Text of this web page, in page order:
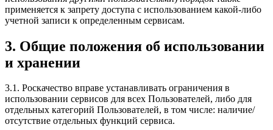
применяется к запрету доступа с использованием какой-либо
учетной записи к определенным сервисам.
3. Общие положения об использовании
и хранении
3.1. Роскачество вправе устанавливать ограничения в
использовании сервисов для всех Пользователей, либо для
отдельных категорий Пользователей, в том числе: наличие/
отсутствие отдельных функций сервиса.